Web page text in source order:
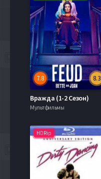
8.3
7.8
Вражда (1-2 Сезон)
Мультфильмы
HDRip